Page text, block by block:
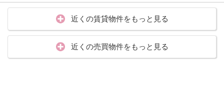
近くの賃貸物件をもっと見る
近くの売買物件をもっと見る